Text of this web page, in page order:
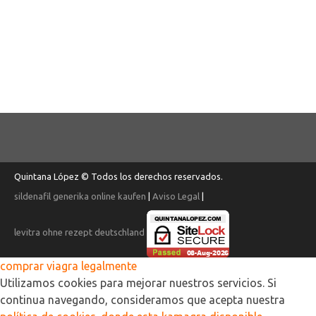
Quintana López © Todos los derechos reservados.
sildenafil generika online kaufen | Aviso Legal |
levitra ohne rezept deutschland
comprar viagra legalmente
Utilizamos cookies para mejorar nuestros servicios. Si
continua navegando, consideramos que acepta nuestra